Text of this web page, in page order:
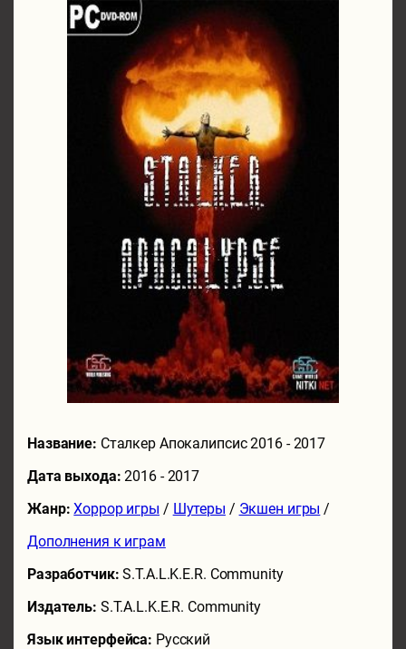
Название: Сталкер Апокалипсис 2016 - 2017
Дата выхода:2016 - 2017
Жанр: Хоррор игры / Шутеры / Экшен игры /
Дополнения к играм
Разработчик:S.T.A.L.K.E.R. Community
Издатель: S.T.A.L.K.E.R. Community
Язык интерфейса: Русский